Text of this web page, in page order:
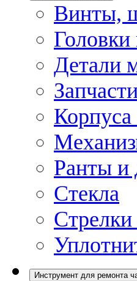
Винты,
Детали
Корпуса
Ранты и
Стекла
Инструмент для ремонта